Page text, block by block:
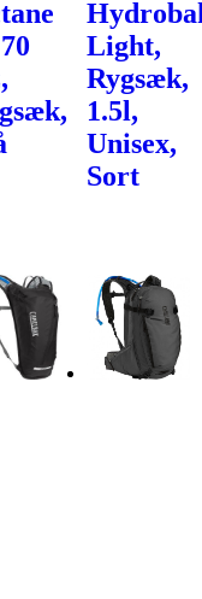
Light,
Rygsæk,
1.5l,
Unisex,
Sort